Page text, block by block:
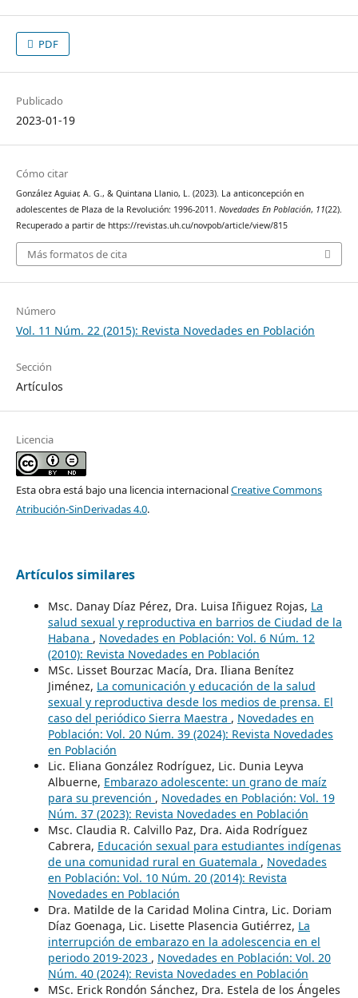
PDF
Publicado
2023-01-19
Cómo citar
González Aguiar, A. G., & Quintana Llanio, L. (2023). La anticoncepción en
adolescentes de Plaza de la Revolución: 1996-2011. Novedades En Población, 11(22).
Recuperado a partir de https://revistas.uh.cu/novpob/article/view/815
Más formatos de cita
Número
Vol. 11 Núm. 22 (2015): Revista Novedades en Población
Sección
Artículos
Licencia
Esta obra está bajo una licencia internacionalCreative Commons
Atribución-SinDerivadas 4.0.
Artículos similares
Msc. Danay Díaz Pérez, Dra. Luisa Iñiguez Rojas, La
salud sexual y reproductiva en barrios de Ciudad de la
Habana , Novedades en Población: Vol. 6 Núm. 12
(2010): Revista Novedades en Población
MSc. Lisset Bourzac Macía, Dra. Iliana Benítez
Jiménez, La comunicación y educación de la salud
sexual y reproductiva desde los medios de prensa. El
caso del periódico Sierra Maestra , Novedades en
Población: Vol. 20 Núm. 39 (2024): Revista Novedades
en Población
Lic. Eliana González Rodríguez, Lic. Dunia Leyva
Albuerne, Embarazo adolescente: un grano de maíz
para su prevención , Novedades en Población: Vol. 19
Núm. 37 (2023): Revista Novedades en Población
Msc. Claudia R. Calvillo Paz, Dra. Aida Rodríguez
Cabrera, Educación sexual para estudiantes indígenas
de una comunidad rural en Guatemala , Novedades
en Población: Vol. 10 Núm. 20 (2014): Revista
Novedades en Población
Dra. Matilde de la Caridad Molina Cintra, Lic. Doriam
Díaz Goenaga, Lic. Lisette Plasencia Gutiérrez, La
interrupción de embarazo en la adolescencia en el
periodo 2019-2023 , Novedades en Población: Vol. 20
Núm. 40 (2024): Revista Novedades en Población
MSc. Erick Rondón Sánchez, Dra. Estela de los Ángeles